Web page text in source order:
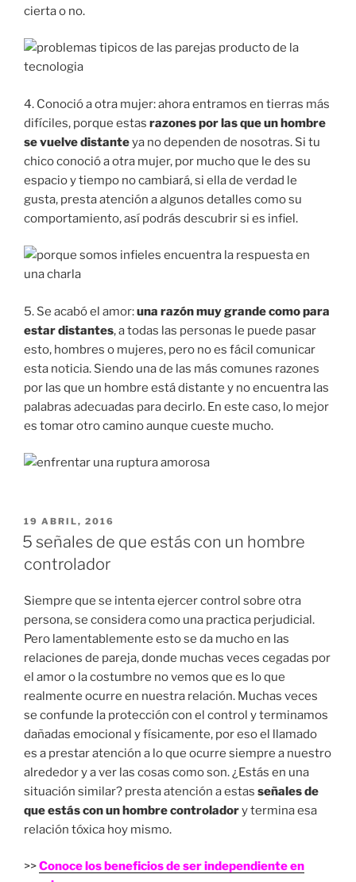
cierta o no.
4. Conoció a otra mujer: ahora entramos en tierras más
difíciles, porque estas razones por las que un hombre
se vuelve distanteya no dependen de nosotras. Si tu
chico conoció a otra mujer, por mucho que le des su
espacio y tiempo no cambiará, si ella de verdad le
gusta, presta atención a algunos detalles como su
comportamiento, así podrás descubrir si es infiel.
5. Se acabó el amor:una razón muy grande como para
estar distantes, a todas las personas le puede pasar
esto, hombres o mujeres, pero no es fácil comunicar
esta noticia. Siendo una de las más comunes razones
por las que un hombre está distante y no encuentra las
palabras adecuadas para decirlo. En este caso, lo mejor
es tomar otro camino aunque cueste mucho.
PUBLICADO
EN
19 ABRIL, 2016
5 señales de que estás con un hombre
controlador
Siempre que se intenta ejercer control sobre otra
persona, se considera como una practica perjudicial.
Pero lamentablemente esto se da mucho en las
relaciones de pareja, donde muchas veces cegadas por
el amor o la costumbre no vemos que es lo que
realmente ocurre en nuestra relación. Muchas veces
se confunde la protección con el control y terminamos
dañadas emocional y físicamente, por eso el llamado
es a prestar atención a lo que ocurre siempre a nuestro
alrededor y a ver las cosas como son. ¿Estás en una
situación similar? presta atención a estas señales de
que estás con un hombre controladory termina esa
relación tóxica hoy mismo.
>>Conoce los beneficios de ser independiente en